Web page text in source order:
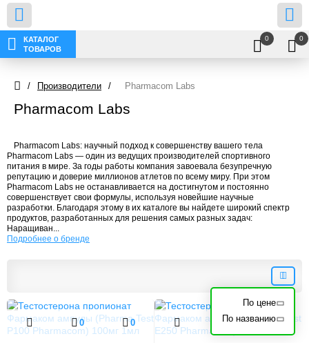
КАТАЛОГ
ТОВАРОВ
0 0
/ Производители / Pharmacom Labs
Pharmacom Labs
Pharmacom Labs: научный подход к совершенству вашего тела
Pharmacom Labs — один из ведущих производителей спортивного
питания в мире. За годы работы компания завоевала безупречную
репутацию и доверие миллионов атлетов по всему миру. При этом
Pharmacom Labs не останавливается на достигнутом и постоянно
совершенствует свои формулы, используя новейшие научные
разработки. Благодаря этому в их каталоге вы найдете широкий спектр
продуктов, разработанных для решения самых разных задач:
Наращиван...
Подробнее о бренде
По цене
По названию
0 0 0 0